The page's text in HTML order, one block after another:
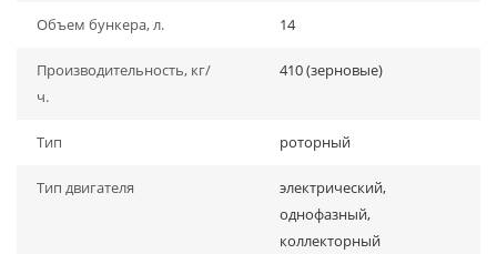
Объем бункера, л. 14
Производительность, кг/
ч.
410 (зерновые)
Тип роторный
Тип двигателя
электрический,
однофазный,
коллекторный